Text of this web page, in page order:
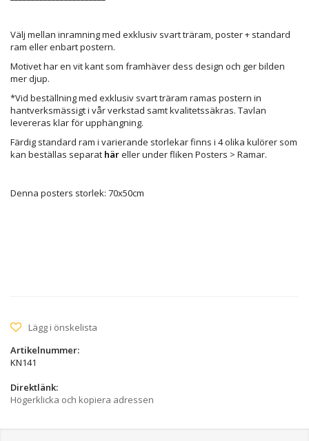
Välj mellan inramning med exklusiv svart träram, poster + standard
ram eller enbart postern.
Motivet har en vit kant som framhäver dess design och ger bilden
mer djup.
*Vid beställning med exklusiv svart träram ramas postern in
hantverksmässigt i vår verkstad samt kvalitetssäkras. Tavlan
levereras klar för upphängning.
Färdig standard ram i varierande storlekar finns i 4 olika kulörer som
kan beställas separat häreller under fliken Posters > Ramar.
Denna posters storlek: 70x50cm
Lägg i önskelista
Artikelnummer:
KN141
Direktlänk:
Högerklicka och kopiera adressen